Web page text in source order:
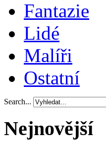
Fantazie
Lidé
Malíři
Ostatní
Search...
Nejnovější